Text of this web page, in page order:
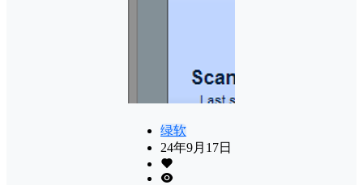
绿软
24年9月17日